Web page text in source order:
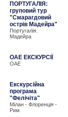
ПОРТУГАЛІЯ:
груповий тур
"Смарагдовий
острів Мадейра"
Португалія.
Мадейра
ОАЕ ЕКСКУРСІЇ
ОАЕ
Екскурсійна
програма
"Фелічіта"
Мілан - Флоренція -
Рим